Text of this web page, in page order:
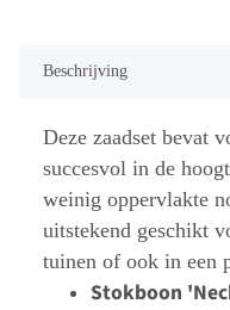
Beschrijving
Deze zaadset bevat
succesvol in de
weinig oppervlakte
uitstekend geschikt
tuinen of ook in een
Stokboon